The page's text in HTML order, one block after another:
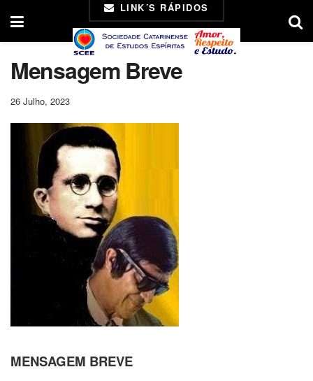
LINK´S RÁPIDOS
Mensagem Breve
26 Julho, 2023
MENSAGEM BREVE